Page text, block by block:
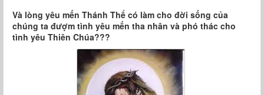
Và lòng yêu mến Thánh Thể có làm cho đời sống của
chúng ta đượm tình yêu mến tha nhân và phó thác cho
tình yêu Thiên Chúa???